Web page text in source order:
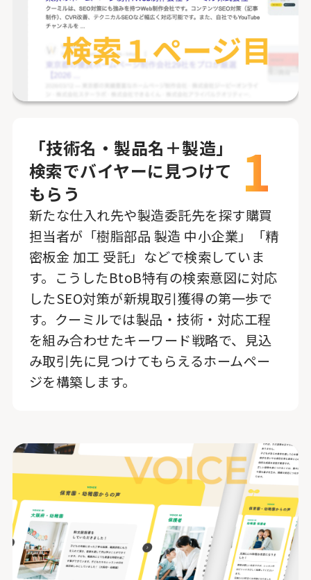
「技術名・製品名＋製造」
検索でバイヤーに見つけて
もらう
1
新たな仕入れ先や製造委託先を探す購買
担当者が「樹脂部品 製造 中小企業」「精
密板金 加工 受託」などで検索していま
す。こうしたBtoB特有の検索意図に対応
したSEO対策が新規取引獲得の第一歩で
す。クーミルでは製品・技術・対応工程
を組み合わせたキーワード戦略で、見込
み取引先に見つけてもらえるホームペー
ジを構築します。